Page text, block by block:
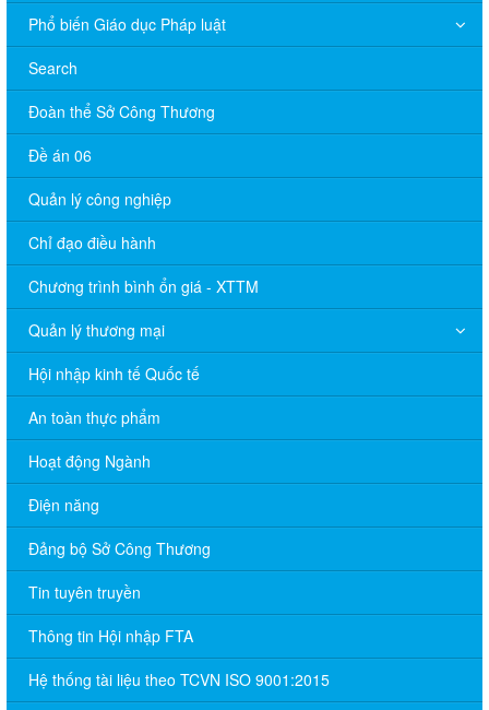
Phổ biến Giáo dục Pháp luật
Search
Đoàn thể Sở Công Thương
Đề án 06
Quản lý công nghiệp
Chỉ đạo điều hành
Chương trình bình ổn giá - XTTM
Quản lý thương mại
Hội nhập kinh tế Quốc tế
An toàn thực phẩm
Hoạt động Ngành
Điện năng
Đảng bộ Sở Công Thương
Tin tuyên truyền
Thông tin Hội nhập FTA
Hệ thống tài liệu theo TCVN ISO 9001:2015